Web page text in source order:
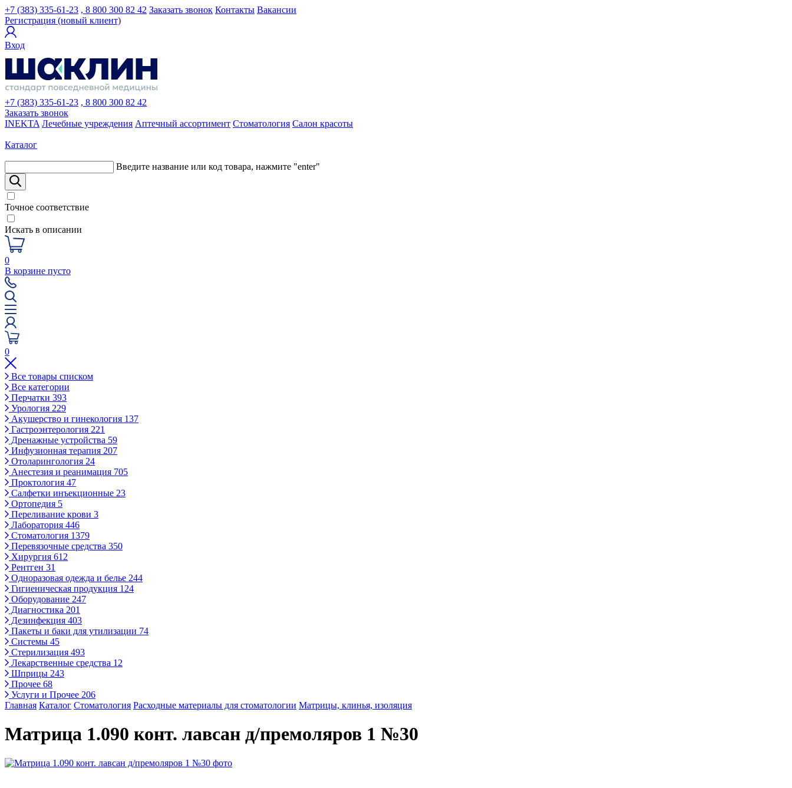
+7 (383) 335-61-23 , 8 800 300 82 42 Заказать звонок Контакты Вакансии
Регистрация (новый клиент)
Вход
+7 (383) 335-61-23 , 8 800 300 82 42
Заказать звонок
INEKTA Лечебные учреждения Аптечный ассортимент Стоматология Салон красоты
Каталог
Введите название или код товара, нажмите "enter"
Точное соответствие
Искать в описании
0
В корзине пусто
0
Все товары списком
Все категории
Перчатки 393
Урология 229
Акушерство и гинекология 137
Гастроэнтерология 221
Дренажные устройства 59
Инфузионная терапия 207
Отоларингология 24
Анестезия и реанимация 705
Проктология 47
Салфетки инъекционные 23
Ортопедия 5
Переливание крови 3
Лаборатория 446
Стоматология 1379
Перевязочные средства 350
Хирургия 612
Рентген 31
Одноразовая одежда и белье 244
Гигиеническая продукция 124
Оборудование 247
Диагностика 201
Дезинфекция 403
Пакеты и баки для утилизации 74
Системы 45
Стерилизация 493
Лекарственные средства 12
Шприцы 243
Прочее 68
Услуги и Прочее 206
Главная Каталог Стоматология Расходные материалы для стоматологии Матрицы, клинья, изоляция
Матрица 1.090 конт. лавсан д/премоляров 1 №30